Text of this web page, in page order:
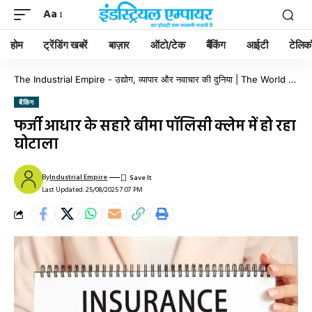
Aa
होम ट्रेंडिंग खबरें बाज़ार ऑटो/टेक बैंकिंग आईटी
The Industrial Empire - उद्योग, व्यापार और नवाचार की दुनिया | The World of Industry, Business & Innovation
बैंकिंग
फर्जी आधार के सहारे बीमा पॉलिसी क्लेम में हो रहा
घोटाला
Last Updated: 25/08/2025 7:07 PM
ByIndustrial Empire